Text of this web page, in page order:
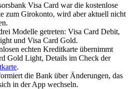
Visa Card war die kostenlose
zum Girokonto, wird aber aktuell nicht
Modelle getreten: Visa Card Debit,
und Visa Card Gold.
echten Kreditkarte übernimmt
Gold Light, Details im Check der
.
die Bank über Änderungen, das
in der App wechseln.